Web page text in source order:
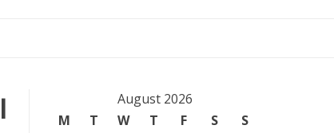
August 2026
M
T W T F S
S